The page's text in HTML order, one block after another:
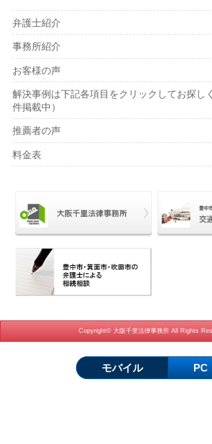
弁護士紹介
事務所紹介
お客様の声
解決事例は下記各項目をクリックしてお探し
件掲載中）
推薦者の声
料金表
Copyright© 大阪千里法律事務所 All Rights
モバイル PC